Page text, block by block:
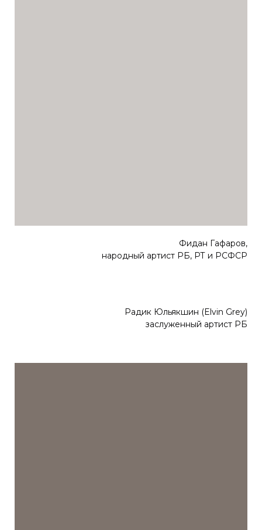
Фидан Гафаров,
народный артист РБ, РТ и РСФСР
Радик Юльякшин (Elvin Grey)
заслуженный артист РБ